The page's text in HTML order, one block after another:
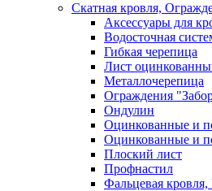
Скатная кровля,
Аксессуары для
Водосточная
Гибкая черепица
Лист
Металлочерепица
Ограждения
Ондулин
Оцинкованные и
Оцинкованные и
Плоский лист
Профнастил
Фальцевая